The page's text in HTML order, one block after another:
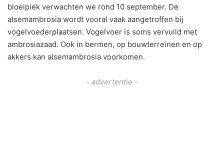
bloeipiek verwachten we rond 10 september. De
alsemambrosia wordt vooral vaak aangetroffen bij
vogelvoederplaatsen. Vogelvoer is soms vervuild met
ambrosiazaad. Ook in bermen, op bouwterreinen en op
akkers kan alsemambrosia voorkomen.
- advertentie -